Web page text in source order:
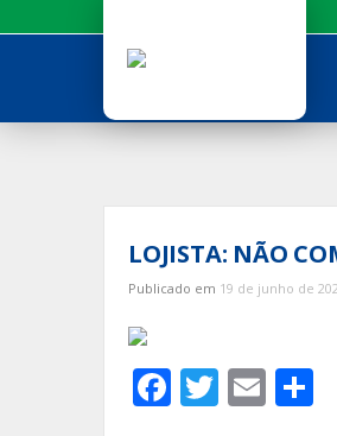
para
LOJISTA: NÃO
Publicado em 19 de junho de
F
ac
T
w
E
m